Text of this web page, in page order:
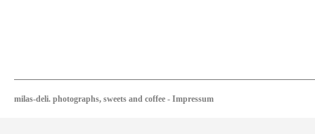
milas-deli. photographs, sweets and coffee - Impressum